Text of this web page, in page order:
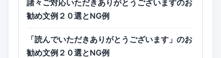
諸々ご対応いただきありがとうございますのお
勧め文例２０選とNG例
「読んでいただきありがとうございます」のお
勧め文例２０選とNG例